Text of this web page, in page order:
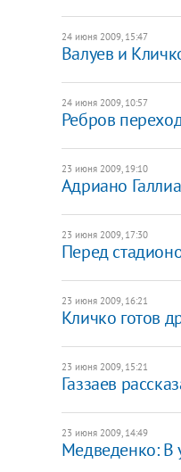
24 июня 2009, 15:47
Валуев и
24 июня 2009, 10:57
Ребров
23 июня 2009, 19:10
Адриано
23 июня 2009, 17:30
Перед
23 июня 2009, 16:21
Кличко готов
23 июня 2009, 15:21
Газзаев
23 июня 2009, 14:49
Медведенко: В